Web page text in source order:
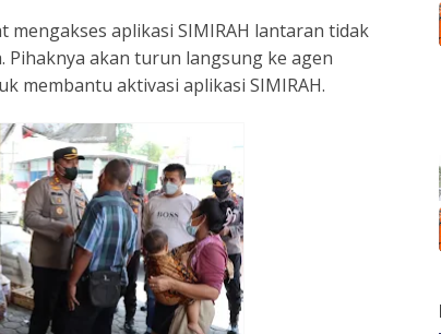
aplikasi SIMIRAH lantaran tidak
Pihaknya akan turun langsung ke agen
membantu aktivasi aplikasi SIMIRAH.